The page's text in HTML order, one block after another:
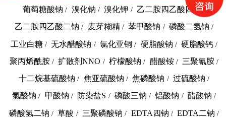
葡萄糖酸钠 / 溴化钠 / 溴化钾 / 乙二胺四乙酸四钠
乙二胺四乙酸二钠 / 麦芽糊精 / 苯甲酸钠 / 磷酸二氢钠 /
工业白糖 / 无水醋酸钠 / 氯化亚铜 / 硬脂酸钠 / 硬脂酸钙 /
聚丙烯酰胺 / 扩散剂NNO / 柠檬酸钠 / 醋酸铵 / 三聚氰胺 /
十二烷基硫酸钠 / 焦亚硫酸钠 / 焦磷酸钠 / 过硫酸钠 /
氯酸钠 / 甲酸钠 / 防染盐S / 磷酸三钠 / 铝酸钠 / 醋酸钠 /
磷酸氢二钠 / 草酸 / 三聚磷酸钠 / EDTA四钠 / EDTA二钠 /